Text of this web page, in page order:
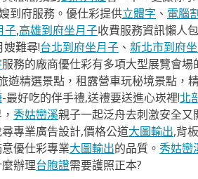
到府服務。優仕彩提供立體字 、 電腦
子,高雄到府坐月子收費服務資訊懶人
嫂難尋!台北到府坐月子、 新北市到府
服務的廠商優仕彩有多項大型展覽會場
遊精選景點，租露營車玩秘境景點，
-最好吃的伴手禮,送禮要送進心崁裡!北
秀姑巒溪親子一起泛舟去​刺激安全
專業廣告設計,價格公道大圖輸出,背
優仕彩專業大圖輸出的品質。 秀姑巒
辦理台胞證需要護照正本?